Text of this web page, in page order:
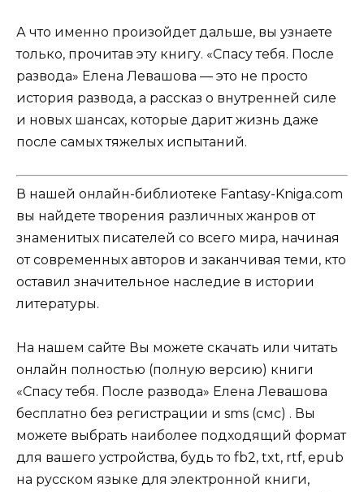
А что именно произойдет дальше, вы узнаете
только, прочитав эту книгу. «Спасу тебя. После
развода» Елена Левашова — это не просто
история развода, а рассказ о внутренней силе
и новых шансах, которые дарит жизнь даже
после самых тяжелых испытаний.
В нашей онлайн-библиотеке Fantasy-Kniga.com
вы найдете творения различных жанров от
знаменитых писателей со всего мира, начиная
от современных авторов и заканчивая теми, кто
оставил значительное наследие в истории
литературы.
На нашем сайте Вы можете скачать или читать
онлайн полностью (полную версию) книги
«Спасу тебя. После развода» Елена Левашова
бесплатно без регистрации и sms (смс) . Вы
можете выбрать наиболее подходящий формат
для вашего устройства, будь то fb2, txt, rtf, epub
на русском языке для электронной книги,